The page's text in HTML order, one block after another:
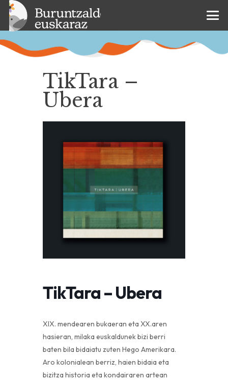
TikTara –
Ubera
TikTara – Ubera
XIX. mendearen bukaeran eta XX.aren
hasieran, milaka euskaldunek bizi berri
baten bila bidaiatu zuten Hego Amerikara.
Aro kolonialean berriz, haien bidaia eta
bizitza historia eta kondairaren artean